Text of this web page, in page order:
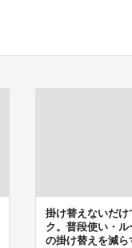
掛け替えないだけ
ク。普段使い・
の掛け替えを減ら